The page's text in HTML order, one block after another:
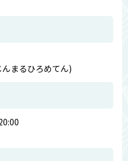
まるひろめてん)